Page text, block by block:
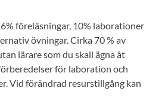
föreläsningar, 10% laborationer
övningar. Cirka 70 % av
lärare som du skall ägna åt
för laboration och
Vid förändrad resurstillgång kan